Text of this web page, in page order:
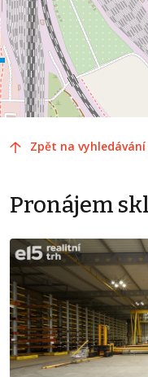
Zpět na vyhledávání
Pronájem